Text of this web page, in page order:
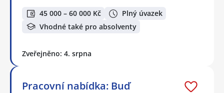
45 000 – 60 000 Kč
Plný úvazek
Vhodné také pro absolventy
Zveřejněno: 4. srpna
Pracovní nabídka: Buď